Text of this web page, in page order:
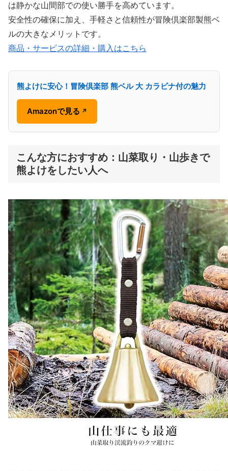
は静かな山間部での使い勝手を高めています。
安全性の確保に加え、手軽さと信頼性が冒険倶楽部製熊ベ
ルの大きなメリットです。
商品・サービスの詳細・購入はこちら
熊よけに安心！冒険倶楽部 熊ベル 大 カラビナ付の魅力
Amazonで見る ↗
こんな方におすすめ：山菜取り・山歩きで
熊よけをしたい人へ